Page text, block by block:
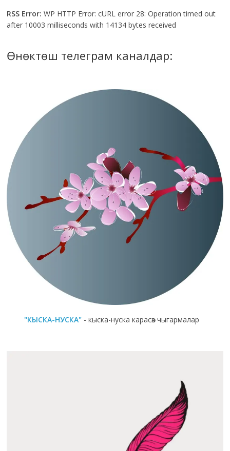
RSS Error: WP HTTP Error: cURL error 28: Operation timed out
after 10003 milliseconds with 14134 bytes received
Өнөктөш телеграм каналдар:
"КЫСКА-НУСКА" - кыска-нуска карасөз чыгармалар